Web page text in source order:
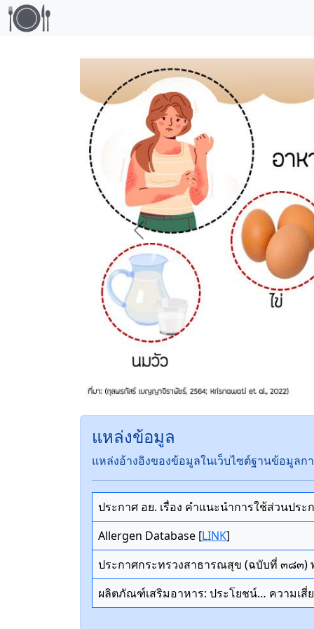
Previous
แหล่งข้อมูล
แหล่งอ้างอิงของข้อมูลในเว็บไซต์ฐานข้อมูล
ประกาศ อย. เรื่อง คำแนะนำการใช้ส่วนป
Allergen Database [LINK]
ประกาศกระทรวงสาธารณสุข (ฉบับที่ ๓๘๓)
ผลิตภัณฑ์เสริมอาหาร: ประโยชน์… ความเสี่